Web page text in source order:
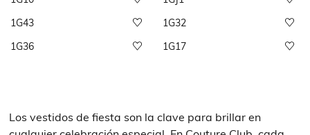
1G43
1G32
1G36
1G17
Los vestidos de fiesta son la clave para brillar en